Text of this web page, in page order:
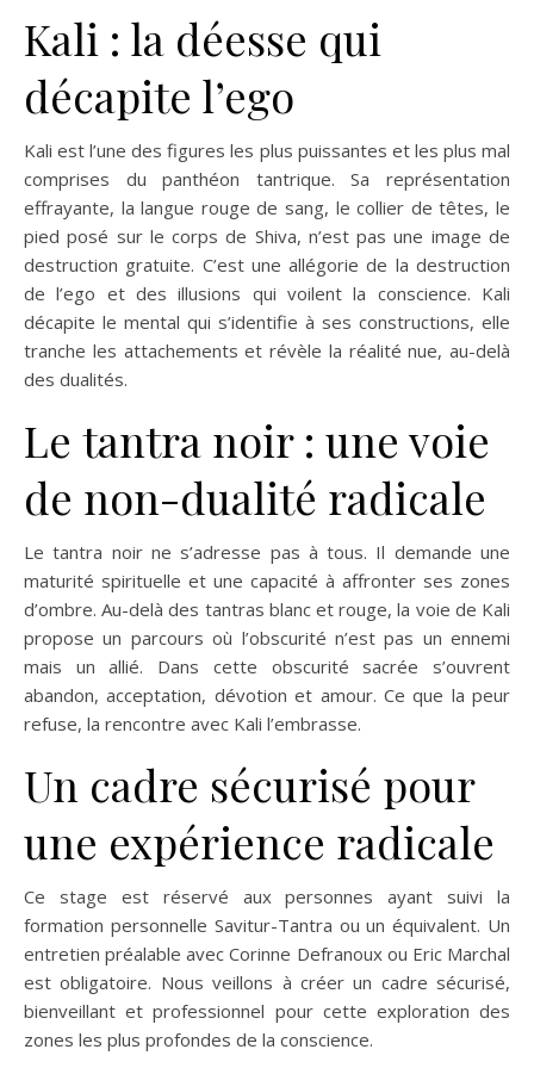
Kali : la déesse qui
décapite l’ego
Kali est l’une des figures les plus puissantes et les plus mal
comprises du panthéon tantrique. Sa représentation
effrayante, la langue rouge de sang, le collier de têtes, le
pied posé sur le corps de Shiva, n’est pas une image de
destruction gratuite. C’est une allégorie de la destruction
de l’ego et des illusions qui voilent la conscience. Kali
décapite le mental qui s’identifie à ses constructions, elle
tranche les attachements et révèle la réalité nue, au-delà
des dualités.
Le tantra noir : une voie
de non-dualité radicale
Le tantra noir ne s’adresse pas à tous. Il demande une
maturité spirituelle et une capacité à affronter ses zones
d’ombre. Au-delà des tantras blanc et rouge, la voie de Kali
propose un parcours où l’obscurité n’est pas un ennemi
mais un allié. Dans cette obscurité sacrée s’ouvrent
abandon, acceptation, dévotion et amour. Ce que la peur
refuse, la rencontre avec Kali l’embrasse.
Un cadre sécurisé pour
une expérience radicale
Ce stage est réservé aux personnes ayant suivi la
formation personnelle Savitur-Tantra ou un équivalent. Un
entretien préalable avec Corinne Defranoux ou Eric Marchal
est obligatoire. Nous veillons à créer un cadre sécurisé,
bienveillant et professionnel pour cette exploration des
zones les plus profondes de la conscience.